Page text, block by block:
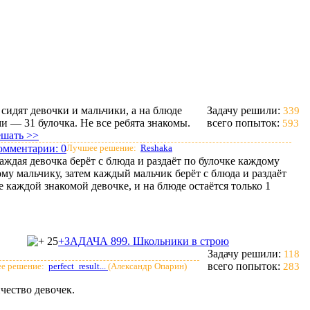
Задачу решили: 339
всего попыток: 593
>>
0Лучшее решение: Reshaka
девочки и мальчики, а на блюде
— 31 булочка. Не все ребята знакомы.
девочка берёт с блюда и раздаёт по булочке каждому
мальчику, затем каждый мальчик берёт с блюда и раздаёт
каждой знакомой девочке, и на блюде остаётся только 1
25+ЗАДАЧА 899. Школьники в строю
Задачу решили: 118
всего попыток: 283
решение: perfect_result... (Александр Опарин)
девочек.